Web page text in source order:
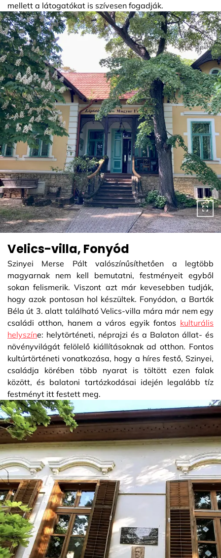
mellett a látogatókat is szívesen fogadják.
Velics-villa, Fonyód
Szinyei Merse Pált valószínűsíthetően a legtöbb
magyarnak nem kell bemutatni, festményeit egyből
sokan felismerik. Viszont azt már kevesebben tudják,
hogy azok pontosan hol készültek. Fonyódon, a Bartók
Béla út 3. alatt található Velics-villa mára már nem egy
családi otthon, hanem a város egyik fontos kulturális
helyszíne: helytörténeti, néprajzi és a Balaton állat- és
növényvilágát felölelő kiállításoknak ad otthon. Fontos
kultúrtörténeti vonatkozása, hogy a híres festő, Szinyei,
családja körében több nyarat is töltött ezen falak
között, és balatoni tartózkodásai idején legalább tíz
festményt itt festett meg.